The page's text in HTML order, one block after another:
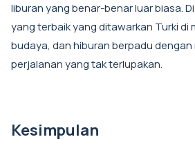
liburan yang benar-benar luar biasa.
yang terbaik yang ditawarkan Turki di
budaya, dan hiburan berpadu dengan
perjalanan yang tak terlupakan.
Kesimpulan